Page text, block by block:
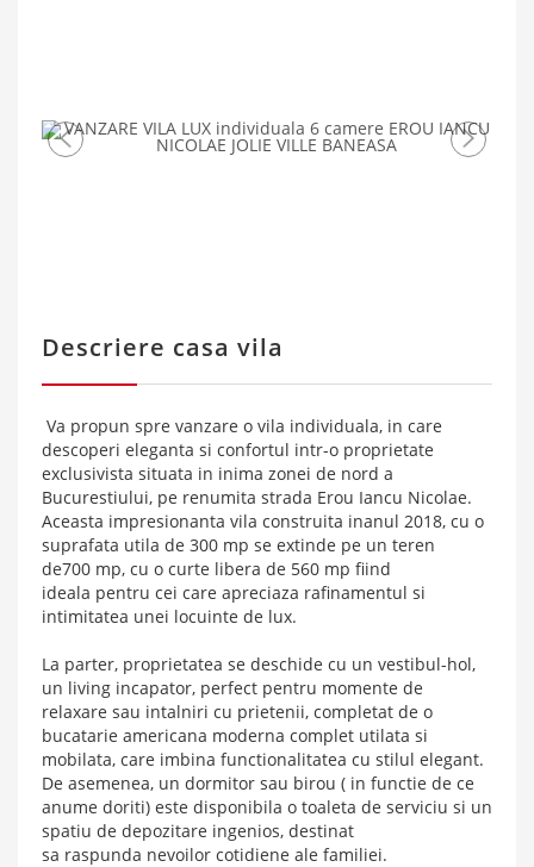
Descriere casa vila
Va propun spre vanzare o vila individuala, in care
descoperi eleganta si confortul intr-o proprietate
exclusivista situata in inima zonei de nord a
Bucurestiului, pe renumita strada Erou Iancu Nicolae.
Aceasta impresionanta vila construita inanul 2018, cu o
suprafata utila de 300 mp se extinde pe un teren
de700 mp, cu o curte libera de 560 mp fiind
ideala pentru cei care apreciaza rafinamentul si
intimitatea unei locuinte de lux.
La parter, proprietatea se deschide cu un vestibul-hol,
un living incapator, perfect pentru momente de
relaxare sau intalniri cu prietenii, completat de o
bucatarie americana moderna complet utilata si
mobilata, care imbina functionalitatea cu stilul elegant.
De asemenea, un dormitor sau birou ( in functie de ce
anume doriti) este disponibila o toaleta de serviciu si un
spatiu de depozitare ingenios, destinat
sa raspunda nevoilor cotidiene ale familiei.